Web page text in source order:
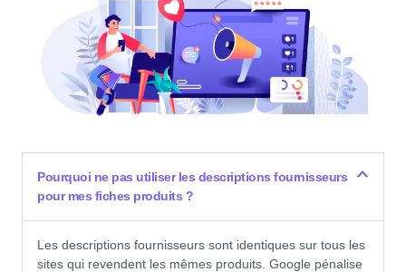
Pourquoi ne pas utiliser les descriptions fournisseurs
pour mes fiches produits ?
Les descriptions fournisseurs sont identiques sur tous les
sites qui revendent les mêmes produits. Google pénalise